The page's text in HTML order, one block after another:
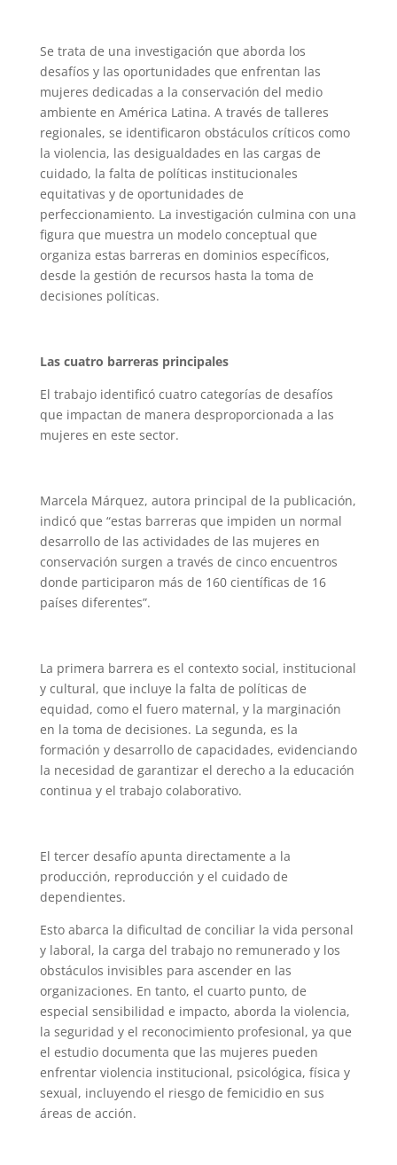
Se trata de una investigación que aborda los
desafíos y las oportunidades que enfrentan las
mujeres dedicadas a la conservación del medio
ambiente en América Latina. A través de talleres
regionales, se identificaron obstáculos críticos como
la violencia, las desigualdades en las cargas de
cuidado, la falta de políticas institucionales
equitativas y de oportunidades de
perfeccionamiento. La investigación culmina con una
figura que muestra un modelo conceptual que
organiza estas barreras en dominios específicos,
desde la gestión de recursos hasta la toma de
decisiones políticas.
Las cuatro barreras principales
El trabajo identificó cuatro categorías de desafíos
que impactan de manera desproporcionada a las
mujeres en este sector.
Marcela Márquez, autora principal de la publicación,
indicó que “estas barreras que impiden un normal
desarrollo de las actividades de las mujeres en
conservación surgen a través de cinco encuentros
donde participaron más de 160 científicas de 16
países diferentes”.
La primera barrera es el contexto social, institucional
y cultural, que incluye la falta de políticas de
equidad, como el fuero maternal, y la marginación
en la toma de decisiones. La segunda, es la
formación y desarrollo de capacidades, evidenciando
la necesidad de garantizar el derecho a la educación
continua y el trabajo colaborativo.
El tercer desafío apunta directamente a la
producción, reproducción y el cuidado de
dependientes.
Esto abarca la dificultad de conciliar la vida personal
y laboral, la carga del trabajo no remunerado y los
obstáculos invisibles para ascender en las
organizaciones. En tanto, el cuarto punto, de
especial sensibilidad e impacto, aborda la violencia,
la seguridad y el reconocimiento profesional, ya que
el estudio documenta que las mujeres pueden
enfrentar violencia institucional, psicológica, física y
sexual, incluyendo el riesgo de femicidio en sus
áreas de acción.